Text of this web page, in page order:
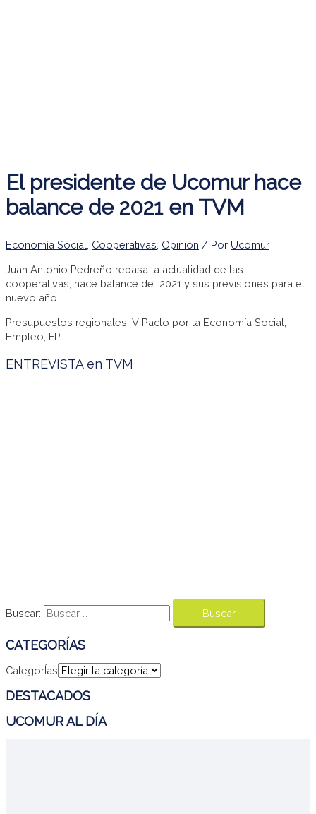
El presidente de Ucomur hace
balance de 2021 en TVM
Economía Social Cooperativas Opinión / Por Ucomur
Juan Antonio Pedreño repasa la actualidad de las
cooperativas, hace balance de 2021 y sus previsiones para el
nuevo año.
Presupuestos regionales, V Pacto por la Economía Social,
Empleo, FP…
ENTREVISTA en TVM
Buscar:
CATEGORÍAS
CategorÍas
DESTACADOS
UCOMUR AL DÍA